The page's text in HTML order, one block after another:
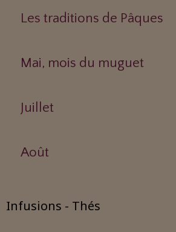
Les traditions de Pâques
Mai, mois du muguet
Juillet
Août
Infusions - Thés